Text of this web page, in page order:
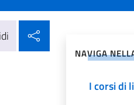
NAVIGA
I corsi di